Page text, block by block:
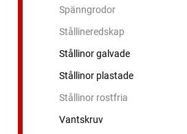
Spänngrodor
Stållineredskap
Stållinor galvade
Stållinor plastade
Stållinor rostfria
Vantskruv